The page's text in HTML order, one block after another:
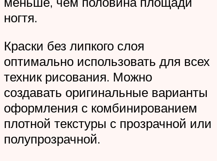
ногтя.
Краски без липкого слоя
оптимально использовать для всех
техник рисования. Можно
создавать оригинальные варианты
оформления с комбинированием
плотной текстуры с прозрачной или
полупрозрачной.